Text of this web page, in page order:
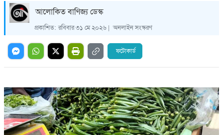
আলোকিত বাণিজ্য ডেস্ক
প্রকাশিত: রবিবার ৩১ মে ২০২৬ | অনলাইন সংস্করণ
ফটোকার্ড